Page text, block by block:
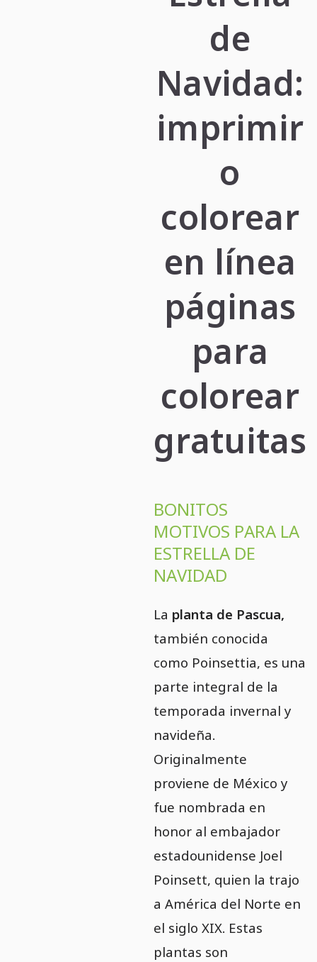
de
Navidad:
imprimir
o
colorear
en línea
páginas
para
colorear
gratuitas
BONITOS
MOTIVOS PARA LA
ESTRELLA DE
NAVIDAD
La planta de Pascua,
también conocida
como Poinsettia, es una
parte integral de la
temporada invernal y
navideña.
Originalmente
proviene de México y
fue nombrada en
honor al embajador
estadounidense Joel
Poinsett, quien la trajo
a América del Norte en
el siglo XIX. Estas
plantas son